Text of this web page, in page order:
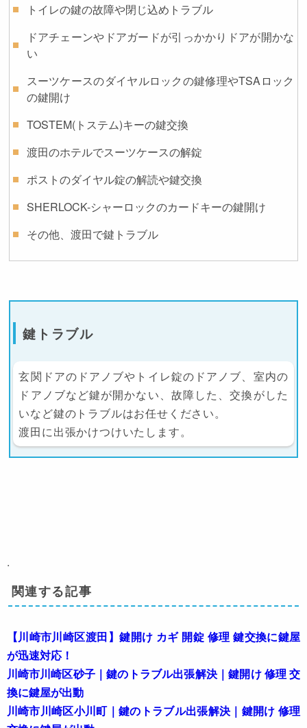
トイレの鍵の故障や閉じ込めトラブル
ドアチェーンやドアガードが引っかかりドアが開かな
い
スーツケースのダイヤルロックの鍵修理やTSAロック
の鍵開け
TOSTEM(トステム)キーの鍵交換
渡田のホテルでスーツケースの解錠
ポストのダイヤル錠の解読や鍵交換
SHERLOCK-シャーロックのカードキーの鍵開け
その他、渡田で鍵トラブル
鍵トラブル
玄関ドアのドアノブやトイレ錠のドアノブ、室内の
ドアノブなど鍵が開かない、故障した、交換がした
いなど鍵のトラブルはお任せください。
渡田に出張かけつけいたします。
.
関連する記事
【川崎市川崎区渡田】鍵開け カギ 開錠 修理 鍵交換に鍵屋
が迅速対応！
川崎市川崎区砂子｜鍵のトラブル出張解決｜鍵開け 修理 交
換に鍵屋が出動
川崎市川崎区小川町｜鍵のトラブル出張解決｜鍵開け 修理